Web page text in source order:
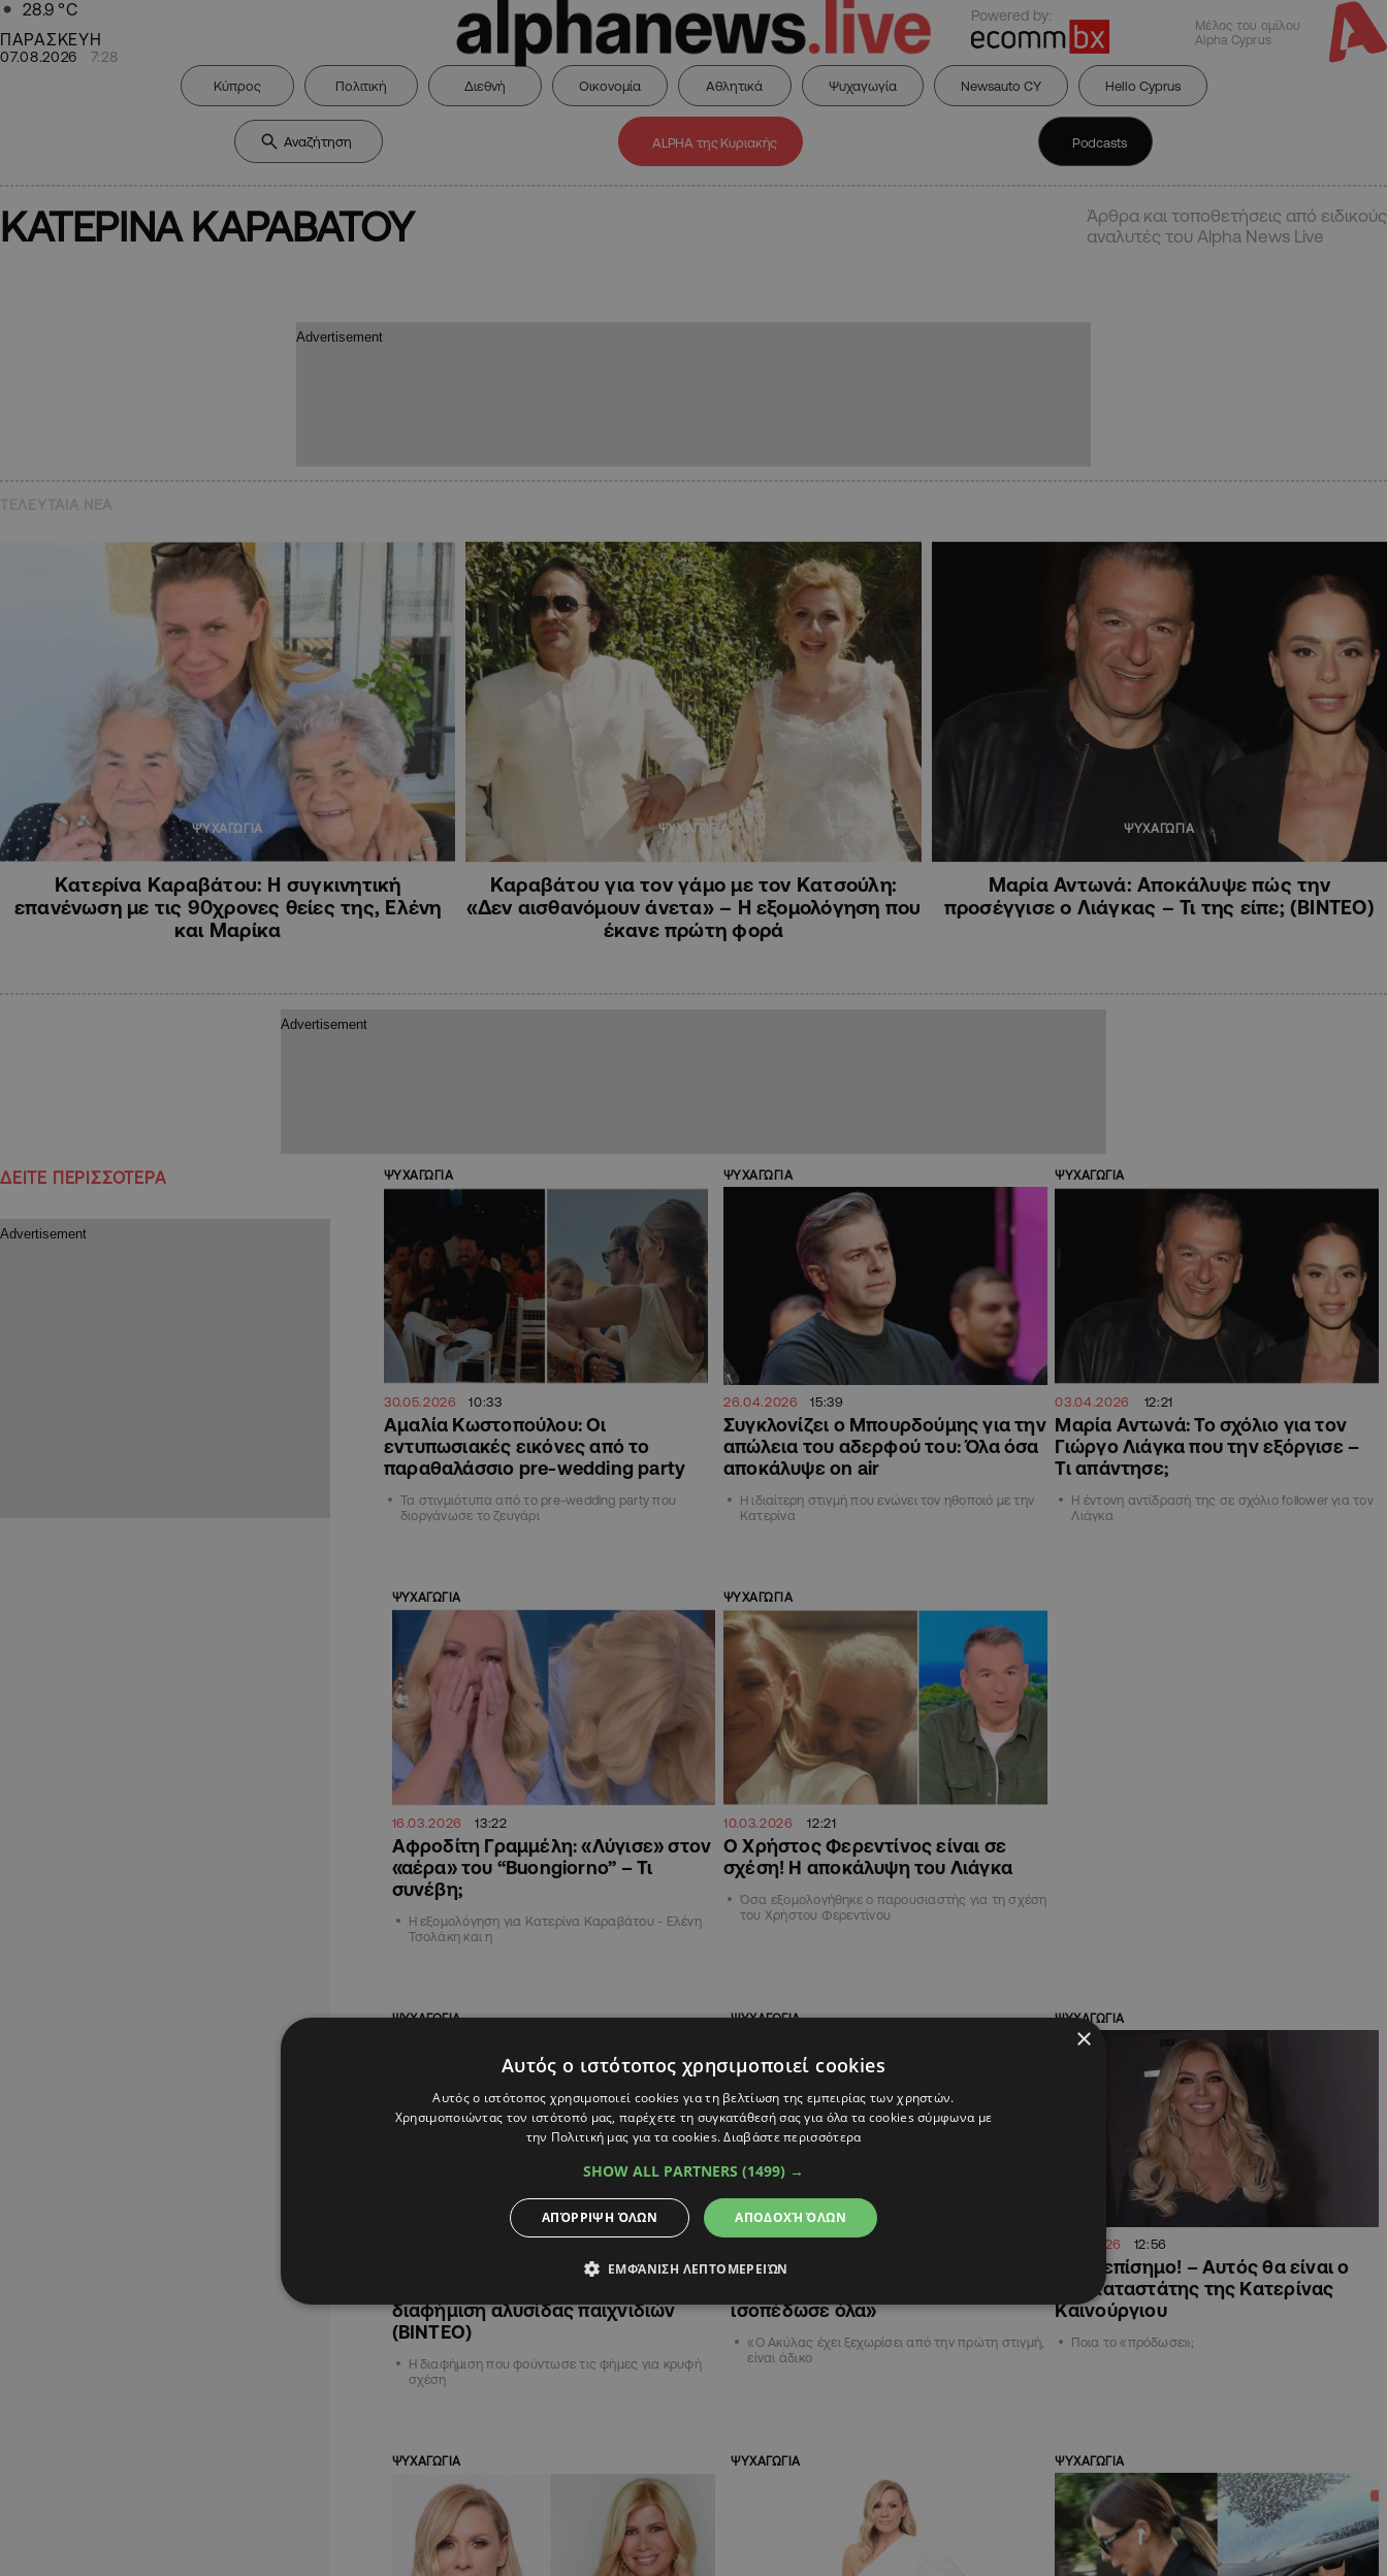
28.9 °C
ΠΑΡΑΣΚΕΥΗ
07.08.2026 7:28
Powered by:
Μέλος του ομίλου
Alpha Cyprus
Κύπρος Πολιτική Διεθνή Οικονομία Αθλητικά Ψυχαγωγία Newsauto CY Hello Cyprus
ALPHA της Κυριακής Podcasts
ΚΑΤΕΡΙΝΑ ΚΑΡΑΒΑΤΟΥ
Άρθρα και τοποθετήσεις από ειδικούς
αναλυτές του Alpha News Live
ΨΥΧΑΓΩΓΙΑ
Κατερίνα Καραβάτου: Η συγκινητική
επανένωση με τις 90χρονες θείες της, Ελένη
και Μαρίκα
ΨΥΧΑΓΩΓΙΑ
Καραβάτου για τον γάμο με τον Κατσούλη:
«Δεν αισθανόμουν άνετα» – Η εξομολόγηση που
έκανε πρώτη φορά
ΨΥΧΑΓΩΓΙΑ
Μαρία Αντωνά: Αποκάλυψε πώς την
προσέγγισε ο Λιάγκας – Τι της είπε; (ΒΙΝΤΕΟ)
ΔΕΙΤΕ ΠΕΡΙΣΣΟΤΕΡΑ ΨΥΧΑΓΩΓΙΑ
30.05.2026 10:33
Αμαλία Κωστοπούλου: Οι
εντυπωσιακές εικόνες από το
παραθαλάσσιο pre-wedding party
Τα στιγμιότυπα από το pre-wedding party που
διοργάνωσε το ζευγάρι
ΨΥΧΑΓΩΓΙΑ
26.04.2026 15:39
Συγκλονίζει ο Μπουρδούμης για την
απώλεια του αδερφού του: Όλα όσα
αποκάλυψε on air
Η ιδιαίτερη στιγμή που ενώνει τον ηθοποιό με την
Κατερίνα
ΨΥΧΑΓΩΓΙΑ
03.04.2026 12:21
Μαρία Αντωνά: Το σχόλιο για τον
Γιώργο Λιάγκα που την εξόργισε –
Τι απάντησε;
Η έντονη αντίδρασή της σε σχόλιο follower για τον
Λιάγκα
ΨΥΧΑΓΩΓΙΑ
16.03.2026 13:22
Αφροδίτη Γραμμέλη: «Λύγισε» στον
«αέρα» του “Buongiorno” – Τι
συνέβη;
Η εξομολόγηση για Κατερίνα Καραβάτου - Ελένη
Τσολάκη και η
ΨΥΧΑΓΩΓΙΑ
10.03.2026 12:21
Ο Χρήστος Φερεντίνος είναι σε
σχέση! Η αποκάλυψη του Λιάγκα
Όσα εξομολογήθηκε ο παρουσιαστής για τη σχέση
του Χρήστου Φερεντίνου
ΨΥΧΑΓΩΓΙΑ
Φερεντίνος & Καραβάτου: Τα
διαφήμιση αλυσίδας παιχνιδιών
(ΒΙΝΤΕΟ)
Η διαφήμιση που φούντωσε τις φήμες για κρυφή
σχέση
ΨΥΧΑΓΩΓΙΑ
«Ο Good Job Nicky δεν ήταν αυτό
ισοπέδωσε όλα»
«Ο Ακύλας έχει ξεχωρίσει από την πρώτη στιγμή,
είναι άδικο
ΨΥΧΑΓΩΓΙΑ
31.01.2026 12:56
Είναι επίσημο! – Αυτός θα είναι ο
αντικαταστάτης της Κατερίνας
Καινούργιου
Ποια το «πρόδωσε»;
ΨΥΧΑΓΩΓΙΑ ΨΥΧΑΓΩΓΙΑ ΨΥΧΑΓΩΓΙΑ
×
Αυτός ο ιστότοπος χρησιμοποιεί cookies
Αυτός ο ιστότοπος χρησιμοποιεί cookies για τη βελτίωση της εμπειρίας των χρηστών.
Χρησιμοποιώντας τον ιστότοπό μας, παρέχετε τη συγκατάθεσή σας για όλα τα cookies σύμφωνα με
την Πολιτική μας για τα cookies.Διαβάστε περισσότερα
SHOW ALL PARTNERS (1499) →
ΑΠΟΔΟΧΉ ΌΛΩΝ
ΑΠΌΡΡΙΨΗ ΌΛΩΝ
ΕΜΦΆΝΙΣΗ ΛΕΠΤΟΜΕΡΕΙΏΝ